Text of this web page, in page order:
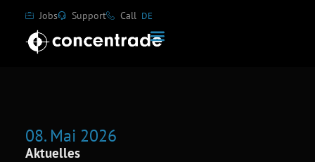
Jobs Support Call DE
08. Mai 2026
Aktuelles